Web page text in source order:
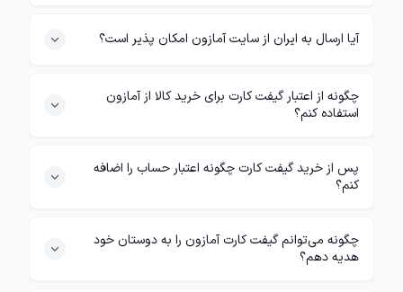
آیا ارسال به ایران از سایت آمازون امکان پذیر است؟
چگونه از اعتبار گیفت کارت برای خرید کالا از آمازون
استفاده کنم؟
پس از خرید گیفت کارت چگونه اعتبار حساب را اضافه
کنم؟
چگونه می‌توانم گیفت کارت آمازون را به دوستان خود
هدیه دهم؟